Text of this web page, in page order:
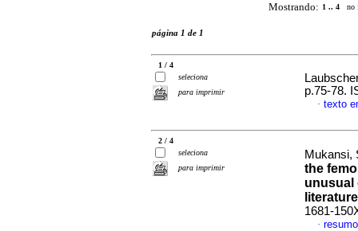
Mostrando: 1 .. 4 no
página 1 de 1
1 / 4
seleciona
para imprimir
p.75-78.
· texto
2 / 4
seleciona
para imprimir
Mukansi,
the
unusual
literature
1681-
·